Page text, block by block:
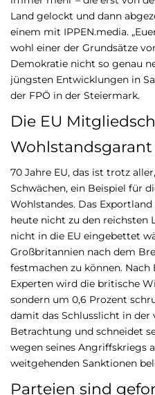
Land gelockt und dann
einem mit IPPEN.media.
wohl einer der Grundsätze
Demokratie nicht so genau
jüngsten Entwicklungen in
der FPÖ in der Steiermark.
Die EU
Wohlstandsgarant
70 Jahre EU, das ist trotz
Schwächen, ein Beispiel für
Wohlstandes. Das
heute nicht zu den reichsten
nicht in die EU eingebettet
Großbritannien nach dem
festmachen zu können.
Experten wird die britische
sondern um 0,6 Prozent
damit das Schlusslicht in
Betrachtung und schneidet
wegen seines Angriffskriegs
weitgehenden Sanktionen
Parteien sind